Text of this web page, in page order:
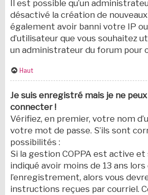
Il est possible qu’un
désactivé la création de
également avoir banni votre IP
d’utilisateur que vous souhaitez
un administrateur du forum pour
Haut
Je suis enregistré mais je ne
connecter !
Vérifiez, en premier, votre nom
votre mot de passe. S’ils sont
possibilités :
Si la gestion COPPA est active et
indiqué avoir moins de 13 ans lors
l’enregistrement, alors vous
instructions reçues par courriel.